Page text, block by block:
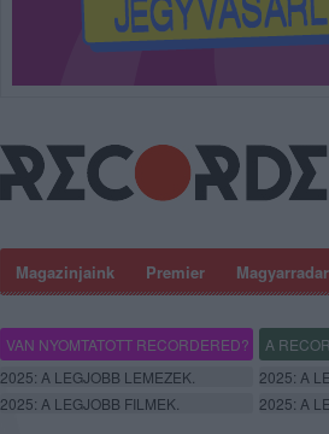
Magazinjaink Premier Magyarradar
VAN NYOMTATOTT RECORDERED? A
2025: A LEGJOBB LEMEZEK.
2025: A
2025: A LEGJOBB FILMEK.
2025: A